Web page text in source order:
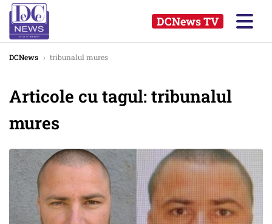
DCNews TV
DCNews › tribunalul mures
Articole cu tagul: tribunalul
mures